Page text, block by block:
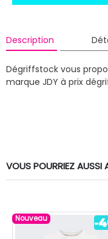
Description
Dégriffstock vous
marque JDY à prix
VOUS POURRIEZ AUSSI
Nouveau